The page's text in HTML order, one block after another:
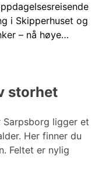
i Skipperhuset og
– nå høye…
storhet
ligger et
Her finner du
Feltet er nylig